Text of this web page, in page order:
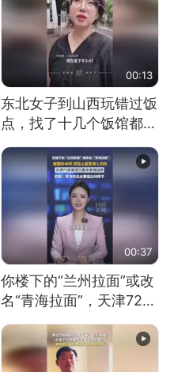
00:13
东北女子到山西玩错过饭
点，找了十几个饭馆都没
00:37
你楼下的“兰州拉面”或改
名“青海拉面”，天津72家